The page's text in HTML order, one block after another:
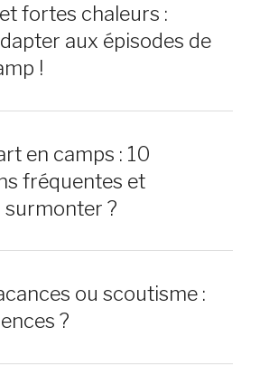
fortes chaleurs :
aux épisodes de
!
en camps : 10
fréquentes et
?
ou scoutisme :
?